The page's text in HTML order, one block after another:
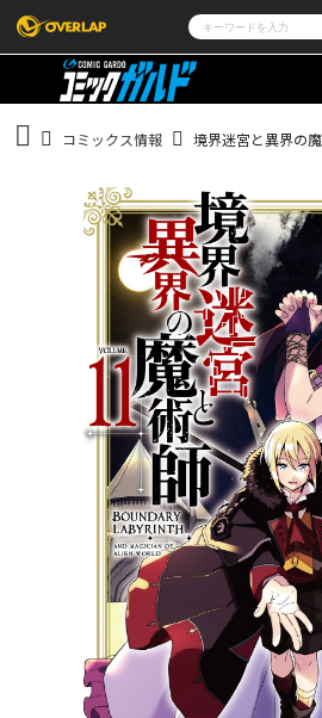
コミック
コミッククリエ
LiQulle
ポケットモンスター
アニメ
ゲーム
企業
会社概要
採用情報
アクセス
オーバーラップホールディングス
オーバーラップ文庫
オーバーラップノベルスf
コミックガルド
リキューレ
コミックエッ
コミックス情報 境界迷宮と異界の魔